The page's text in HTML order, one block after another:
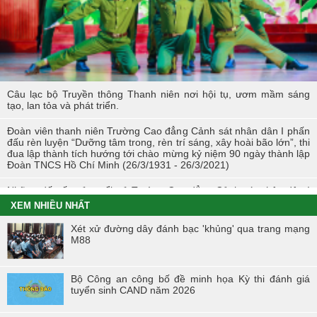
Tuổi trẻ Trường Cao đẳng CSND I tích cực triển khai đề án 06 của
Chính phủ
Câu lạc bộ Truyền thông Thanh niên nơi hội tụ, ươm mầm sáng
tạo, lan tỏa và phát triển.
Đoàn viên thanh niên Trường Cao đẳng Cảnh sát nhân dân I phấn
đấu rèn luyện “Dưỡng tâm trong, rèn trí sáng, xây hoài bão lớn”, thi
đua lập thành tích hướng tới chào mừng kỷ niệm 90 ngày thành lập
Đoàn TNCS Hồ Chí Minh (26/3/1931 - 26/3/2021)
Những dấu ấn của tuổi trẻ Trường Cao đẳng Cảnh sát nhân dân I
trong Tháng Thanh niên 2021
Chiến dịch tình nguyện mùa đông năm 2020 và Xuân biên cương
năm 2021 trong tuổi trẻ Trường Cao đẳng Cảnh sát nhân dân I
đoàn tại Hội thi “Đoàn viên Công đoàn Tổng cục Chính trị CAND
học tập và làm theo tư tưởng, đạo đức, phong cách Hồ Chí Minh” -
khu vực phía Bắc
XEM NHIỀU NHẤT
Xét xử đường dây đánh bạc 'khủng' qua trang mạng
M88
Bộ Công an công bố đề minh họa Kỳ thi đánh giá
tuyển sinh CAND năm 2026